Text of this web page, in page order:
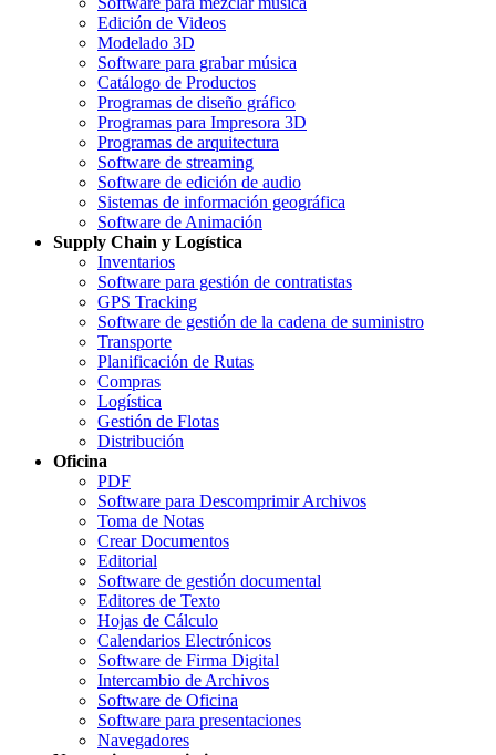
Edición de Videos
Modelado 3D
Software para grabar música
Catálogo de Productos
Programas de diseño gráfico
Programas para Impresora 3D
Programas de arquitectura
Software de streaming
Software de edición de audio
Sistemas de información geográfica
Software de Animación
Supply Chain y Logística
Inventarios
Software para gestión de contratistas
GPS Tracking
Software de gestión de la cadena de suministro
Transporte
Planificación de Rutas
Compras
Logística
Gestión de Flotas
Distribución
Oficina
PDF
Software para Descomprimir Archivos
Toma de Notas
Crear Documentos
Editorial
Software de gestión documental
Editores de Texto
Hojas de Cálculo
Calendarios Electrónicos
Software de Firma Digital
Intercambio de Archivos
Software de Oficina
Software para presentaciones
Navegadores